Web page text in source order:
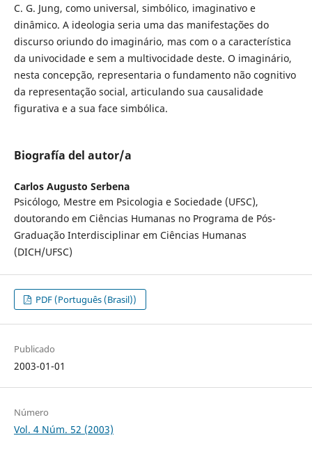
C. G. Jung, como universal, simbólico, imaginativo e
dinâmico. A ideologia seria uma das manifestações do
discurso oriundo do imaginário, mas com o a característica
da univocidade e sem a multivocidade deste. O imaginário,
nesta concepção, representaria o fundamento não cognitivo
da representação social, articulando sua causalidade
figurativa e a sua face simbólica.
Biografía del autor/a
Carlos Augusto Serbena
Psicólogo, Mestre em Psicologia e Sociedade (UFSC),
doutorando em Ciências Humanas no Programa de Pós-
Graduação Interdisciplinar em Ciências Humanas
(DICH/UFSC)
PDF (Português (Brasil))
Publicado
2003-01-01
Número
Vol. 4 Núm. 52 (2003)